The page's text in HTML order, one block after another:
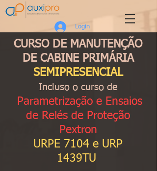
Login
CURSO DE MANUTENÇÃO
DE CABINE PRIMÁRIA
SEMIPRESENCIAL
Incluso o curso de
Parametrização e Ensaios
de Relés de Proteção
Pextron
URPE 7104 e URP
1439TU